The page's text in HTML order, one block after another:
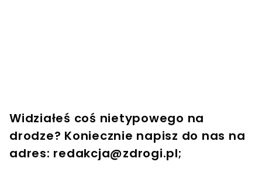
Widziałeś coś nietypowego na
drodze? Koniecznie napisz do nas na
adres: redakcja@zdrogi.pl;